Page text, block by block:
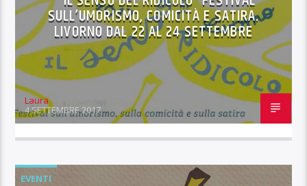
SULL’UMORISMO, COMICITÀ E SATIRA.
LIVORNO DAL 22 AL 24 SETTEMBRE
Laura
4 SETTEMBRE 2017
EVENTI